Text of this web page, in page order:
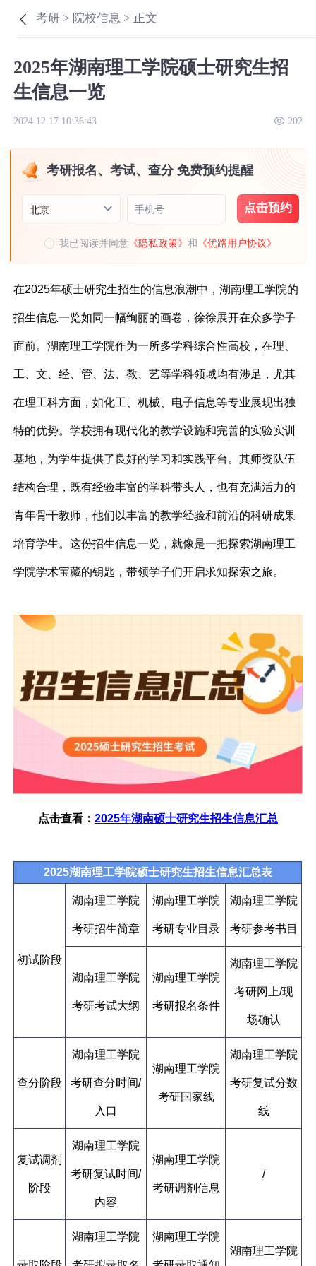
考研 > 院校信息 > 正文
2025年湖南理工学院硕士研究生招
生信息一览
2024.12.17 10:36:43 202
考研报名、考试、查分 免费预约提醒
北京 手机号 点击预约
我已阅读并同意 《隐私政策》和 《优路用户协议》
在2025年硕士研究生招生的信息浪潮中，湖南理工学院的
招生信息一览如同一幅绚丽的画卷，徐徐展开在众多学子
面前。湖南理工学院作为一所多学科综合性高校，在理、
工、文、经、管、法、教、艺等学科领域均有涉足，尤其
在理工科方面，如化工、机械、电子信息等专业展现出独
特的优势。学校拥有现代化的教学设施和完善的实验实训
基地，为学生提供了良好的学习和实践平台。其师资队伍
结构合理，既有经验丰富的学科带头人，也有充满活力的
青年骨干教师，他们以丰富的教学经验和前沿的科研成果
培育学生。这份招生信息一览，就像是一把探索湖南理工
学院学术宝藏的钥匙，带领学子们开启求知探索之旅。
点击查看： 2025年湖南硕士研究生招生信息汇总
2025湖南理工学院硕士研究生招生信息汇总表
初试阶段
湖南理工学院
考研招生简章
湖南理工学院
考研专业目录
湖南理工学院
考研参考书目
湖南理工学院
考研考试大纲
湖南理工学院
考研报名条件
湖南理工学院
考研网上/现
场确认
查分阶段
湖南理工学院
考研查分时间/
入口
湖南理工学院
考研国家线
湖南理工学院
考研复试分数
线
复试调剂
阶段
湖南理工学院
考研复试时间/
内容
湖南理工学院
考研调剂信息
/
湖南理工学院 湖南理工学院
湖南理工学院